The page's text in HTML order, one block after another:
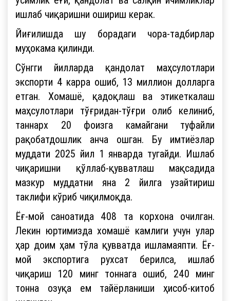
ишлаб чиқаришни ошириш керак.
Йиғилишда шу борадаги чора-тадбирлар
муҳокама қилинди.
Сўнгги йилларда қандолат маҳсулотлари
экспорти 4 карра ошиб, 13 миллион долларга
етган. Хомашё, қадоқлаш ва этикеткалаш
маҳсулотлари тўғридан-тўғри олиб келиниб,
таннарх 20 фоизга камайгани туфайли
рақобатдошлик анча ошган. Бу имтиёзлар
муддати 2025 йил 1 январда тугайди. Ишлаб
чиқаришни қўллаб-қувватлаш мақсадида
мазкур муддатни яна 2 йилга узайтириш
таклифи кўриб чиқилмоқда.
Ёғ-мой саноатида 408 та корхона очилган.
Лекин юртимизда хомашё камлиги учун улар
ҳар доим ҳам тўла қувватда ишламаяпти. Ёғ-
мой экспортига рухсат берилса, ишлаб
чиқариш 120 минг тоннага ошиб, 240 минг
тонна озуқа ем тайёрланиши ҳисоб-китоб